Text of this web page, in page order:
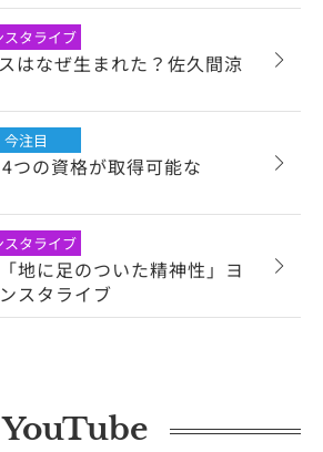
スタライブ
はなぜ生まれた？佐久間涼
今注目
つの資格が取得可能な
スタライブ
地に足のついた精神性」ヨ
スタライブ
YouTube